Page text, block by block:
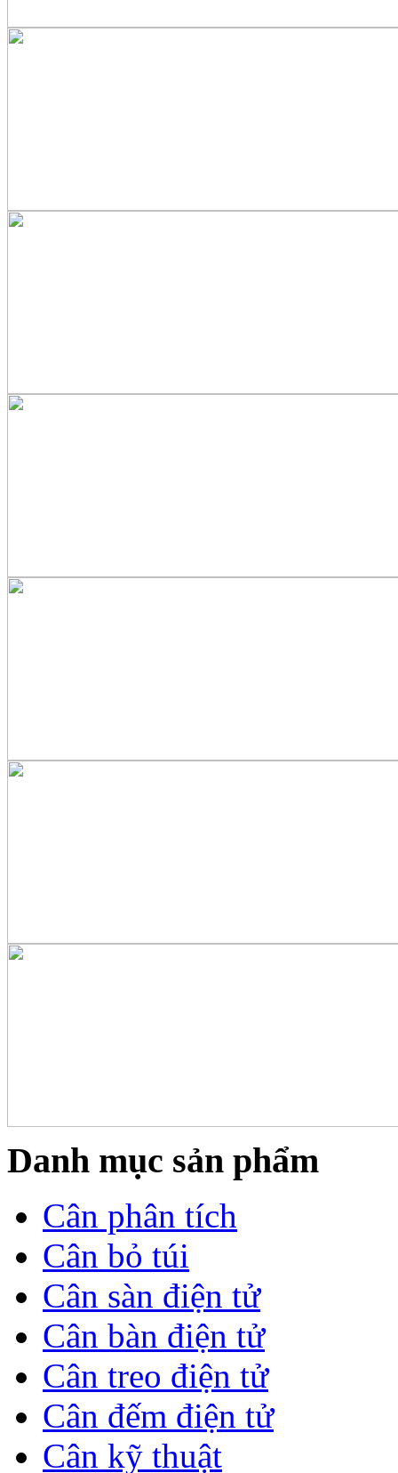
Danh mục sản phẩm
Cân phân tích
Cân bỏ túi
Cân sàn điện tử
Cân bàn điện tử
Cân treo điện tử
Cân đếm điện tử
Cân kỹ thuật